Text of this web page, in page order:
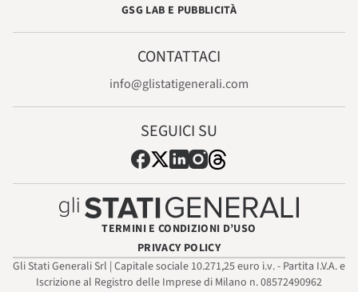
GSG LAB E PUBBLICITÀ
CONTATTACI
info@glistatigenerali.com
SEGUICI SU
TERMINI E CONDIZIONI D’USO
PRIVACY POLICY
Gli Stati Generali Srl | Capitale sociale 10.271,25 euro i.v. - Partita I.V.A. e
Iscrizione al Registro delle Imprese di Milano n. 08572490962